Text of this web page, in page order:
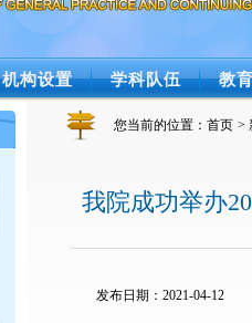
机构设置 学科队伍 教
您当前的位置： 首页 >
我院成功举办
发布日期：2021-04-12